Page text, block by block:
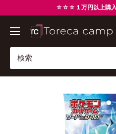
☆☆☆１万円以上購
ト
カ
キ
Torecacamp